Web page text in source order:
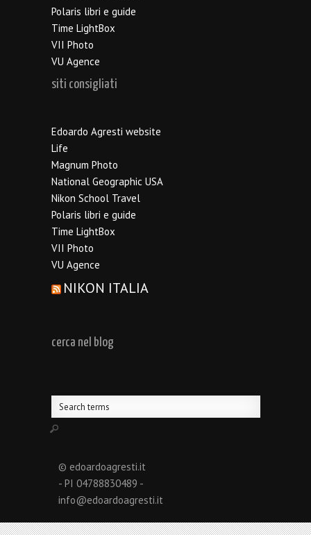
Polaris libri e guide
Time LightBox
VII Photo
VU Agence
siti consigliati
Edoardo Agresti website
Life
Magnum Photo
National Geographic USA
Nikon School Travel
Polaris libri e guide
Time LightBox
VII Photo
VU Agence
NIKON ITALIA
cerca nel blog
© edoardoagresti.it
- PI 04788830489 -
info@edoardoagresti.it